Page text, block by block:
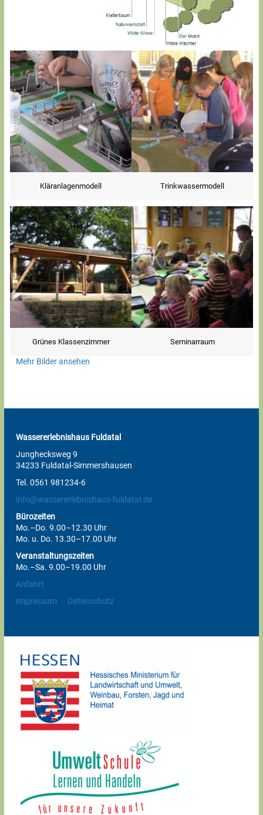
Kläranlagenmodell Trinkwassermodell
Grünes Klassenzimmer Seminarraum
Mehr Bilder ansehen
Wassererlebnishaus Fuldatal
Junghecksweg 9
34233 Fuldatal-Simmershausen
Tel. 0561 981234-6
info@wassererlebnishaus-fuldatal.de
Bürozeiten
Mo.–Do. 9.00–12.30 Uhr
Mo. u. Do. 13.30–17.00 Uhr
Veranstaltungszeiten
Mo.–Sa. 9.00–19.00 Uhr
Anfahrt
Impressum
Datenschutz